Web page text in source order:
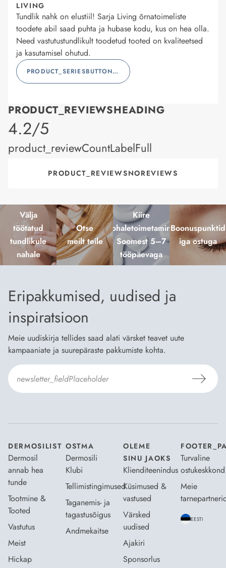
LIVING
Tundlik nahk on elustiil! Sarja Living õrnatoimeliste
toodete abil saad puhta ja hubase kodu, kus on hea olla.
Need vastutustundlikult toodetud tooted on kvaliteetsed
ja kasutamisel ohutud.
PRODUCT_SERIESBUTTONLABEL
PRODUCT_REVIEWSHEADING
product_rating
4.2/5
product_reviewCountLabelFull
PRODUCT_REVIEWSNOREVIEWS
Välja
töötatud
tundlikule
nahale
Otse
meilt teile
Kiire
kohaletoimetamine
Soomest 5–7
tööpäevaga
Boonuspunktid
iga ostuga
Eripakkumised, uudised ja
inspiratsioon
Meie uudiskirja tellides saad alati värsket teavet uute
kampaaniate ja suurepäraste pakkumiste kohta.
DERMOSILIST
Dermosil
annab hea
tunde
Tootmine &
Tooted
Vastutus
Meist
Hickap
OSTMA
Dermosili
Klubi
Tellimistingimused
Taganemis- ja
tagastusõigus
Andmekaitse
OLEME
SINU JAOKS
Klienditeenindus
Küsimused &
vastused
Värsked
uudised
Ajakiri
Sponsorlus
Turvaline
ostukeskkond
Meie
EESTI